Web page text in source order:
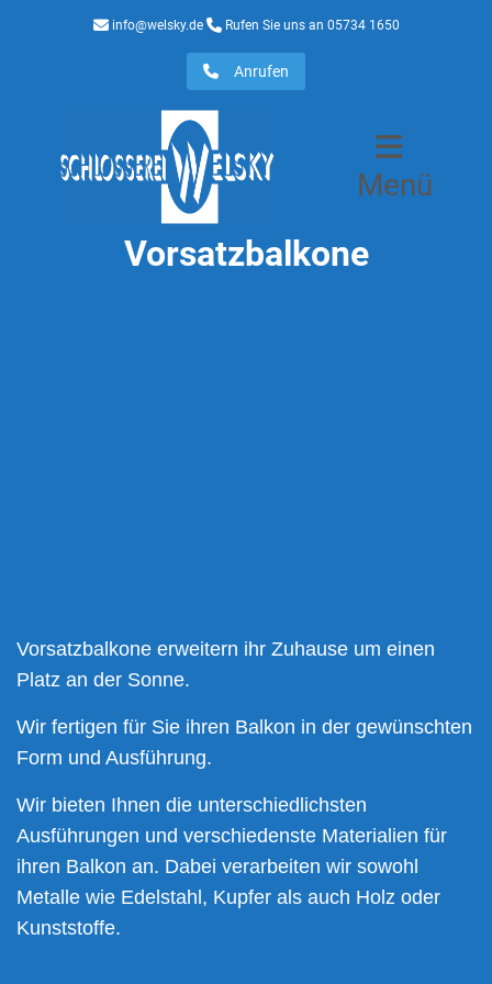
info@welsky.de Rufen Sie uns an 05734 1650
Anrufen
Menü
Vorsatzbalkone
Vorsatzbalkone erweitern ihr Zuhause um einen
Platz an der Sonne.
Wir fertigen für Sie ihren Balkon in der gewünschten
Form und Ausführung.
Wir bieten Ihnen die unterschiedlichsten
Ausführungen und verschiedenste Materialien für
ihren Balkon an. Dabei verarbeiten wir sowohl
Metalle wie Edelstahl, Kupfer als auch Holz oder
Kunststoffe.